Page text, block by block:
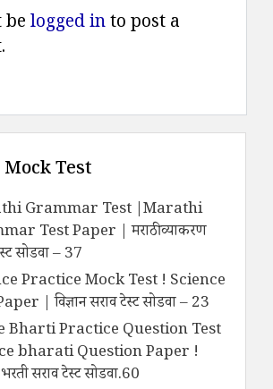
belogged into post a
Test
Grammar Test |Marathi
Test Paper | मराठी व्याकरण
सोडवा – 37
Practice Mock Test ! Science
| विज्ञान सराव टेस्ट सोडवा – 23
Bharti Practice Question Test
bharati Question Paper !
सराव टेस्ट सोडवा.60